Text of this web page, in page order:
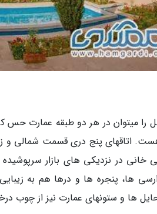
را میتوان در هر دو طبقه عمارت حس
اتاقهای پنج دری قسمت شمالی و
خانی در نزدیکی های بازار
ها، پنجره ها و درها هم به
ها و ستونهای عمارت نیز از چوب